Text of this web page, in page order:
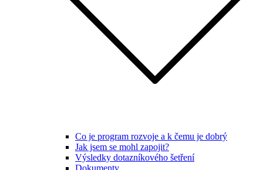
Co je program rozvoje a k čemu je dobrý
Jak jsem se mohl zapojit?
Výsledky dotazníkového šetření
Dokumenty